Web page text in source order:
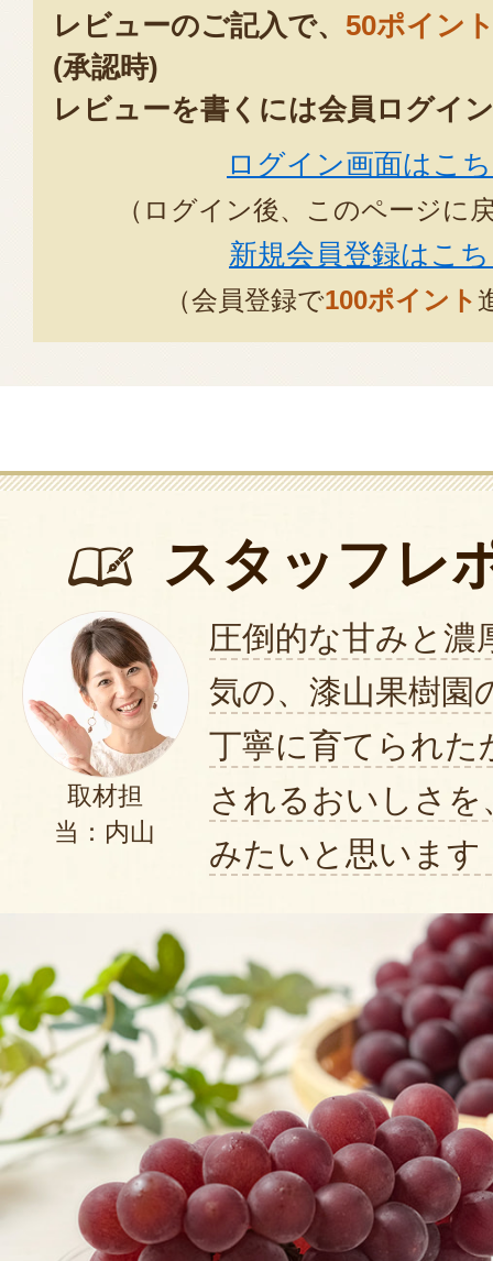
レビューのご記入で、 50ポイン
(承認時)
レビューを書くには会員ログイ
ログイン画面はこ
（ログイン後、このページに
新規会員登録はこ
（会員登録で100ポイント
スタッフレ
取材担
当：内山
圧倒的な甘みと濃
気の、漆山果樹園
丁寧に育てられた
されるおいしさ
みたいと思います